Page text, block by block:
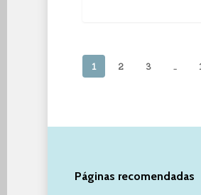
1 2 3 …
Páginas recomendadas